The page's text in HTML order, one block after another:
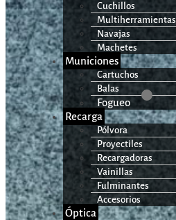
Cuchillos
Multiherramientas
Navajas
Machetes
Municiones
Cartuchos
Balas
Fogueo
Recarga
Pólvora
Proyectiles
Recargadoras
Vainillas
Fulminantes
Accesorios
Óptica